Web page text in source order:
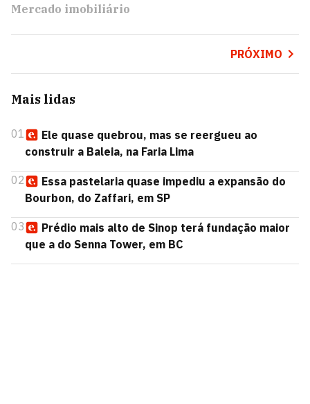
Mercado imobiliário
PRÓXIMO
Mais lidas
01
Ele quase quebrou, mas se reergueu ao
construir a Baleia, na Faria Lima
02
Essa pastelaria quase impediu a expansão do
Bourbon, do Zaffari, em SP
03
Prédio mais alto de Sinop terá fundação maior
que a do Senna Tower, em BC